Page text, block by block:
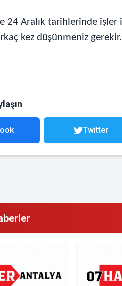
24 Aralık tarihlerinde
kez düşünmeniz
Twitter